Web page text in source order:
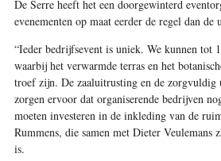
De Serre heeft het een doorgewinterd
evenementen op maat eerder de regel dan
“Ieder bedrijfsevent is uniek. We kunnen tot
waarbij het verwarmde terras en het
troef zijn. De zaaluitrusting en de
zorgen ervoor dat organiserende bedrijven
moeten investeren in de inkleding van de
Rummens, die samen met Dieter Veulemans
is.